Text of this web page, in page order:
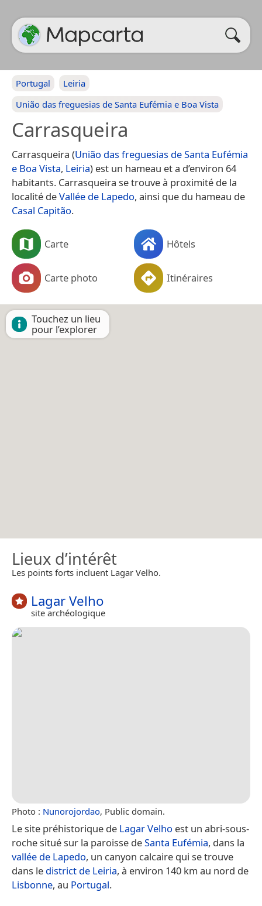
Portugal
Leiria
União das freguesias de Santa Eufémia e Boa Vista
Carrasqueira
Carrasqueira (União das freguesias de Santa Eufémia
e Boa Vista, Leiria) est un hameau et a d’environ 64
habitants. Carrasqueira se trouve à proximité de la
localité deVallée de Lapedo, ainsi que du hameau de
Casal Capitão.
Carte Hôtels
Carte photo Itinéraires
Touchez un lieu
pour l’explorer
Lieux d’intérêt
Les points forts incluent Lagar Velho.
Lagar Velho
site archéologique
Photo : Nunorojordao, Public domain.
Le site préhistorique de Lagar Velho est un abri-sous-
roche situé sur la paroisse deSanta Eufémia, dans la
vallée de Lapedo, un canyon calcaire qui se trouve
dans le district de Leiria, à environ 140 km au nord de
Lisbonne, au Portugal.